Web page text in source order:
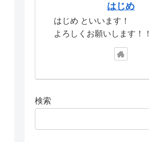
はじめ
はじめ といいます！
よろしくお願いします！！
検索